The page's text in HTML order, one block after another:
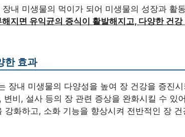
장내 미생물의 먹이가 되어 미생물의 성장과 활
지면 유익균의 증식이 활발해지고, 다양한 건강
한 효과
장내 미생물의 다양성을 높여 장 건강을 증진
변비, 설사 등의 장 관련 증상을 완화시킬 수 있
강화하고, 소화 기능을 향상시켜 전반적인 장